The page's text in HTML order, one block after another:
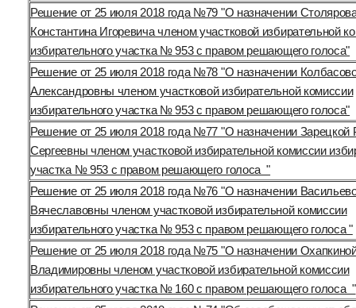
Решение от 25 июля 2018 года №79 "О назначении
Константина Игоревича членом участковой избирательной
избирательного участка № 953 с правом решающего голоса"
Решение от 25 июля 2018 года №78 "О назначении
Александровны членом участковой избирательной комиссии
избирательного участка № 953 с правом решающего голоса"
Решение от 25 июля 2018 года №77 "О назначении Зарецкой
Сергеевны членом участковой избирательной комиссии
участка № 953 с правом решающего голоса "
Решение от 25 июля 2018 года №76 "О назначении
Вячеславовны членом участковой избирательной комиссии
избирательного участка № 953 с правом решающего голоса "
Решение от 25 июля 2018 года №75 "О назначении
Владимировны членом участковой избирательной комиссии
избирательного участка № 160 с правом решающего голоса "